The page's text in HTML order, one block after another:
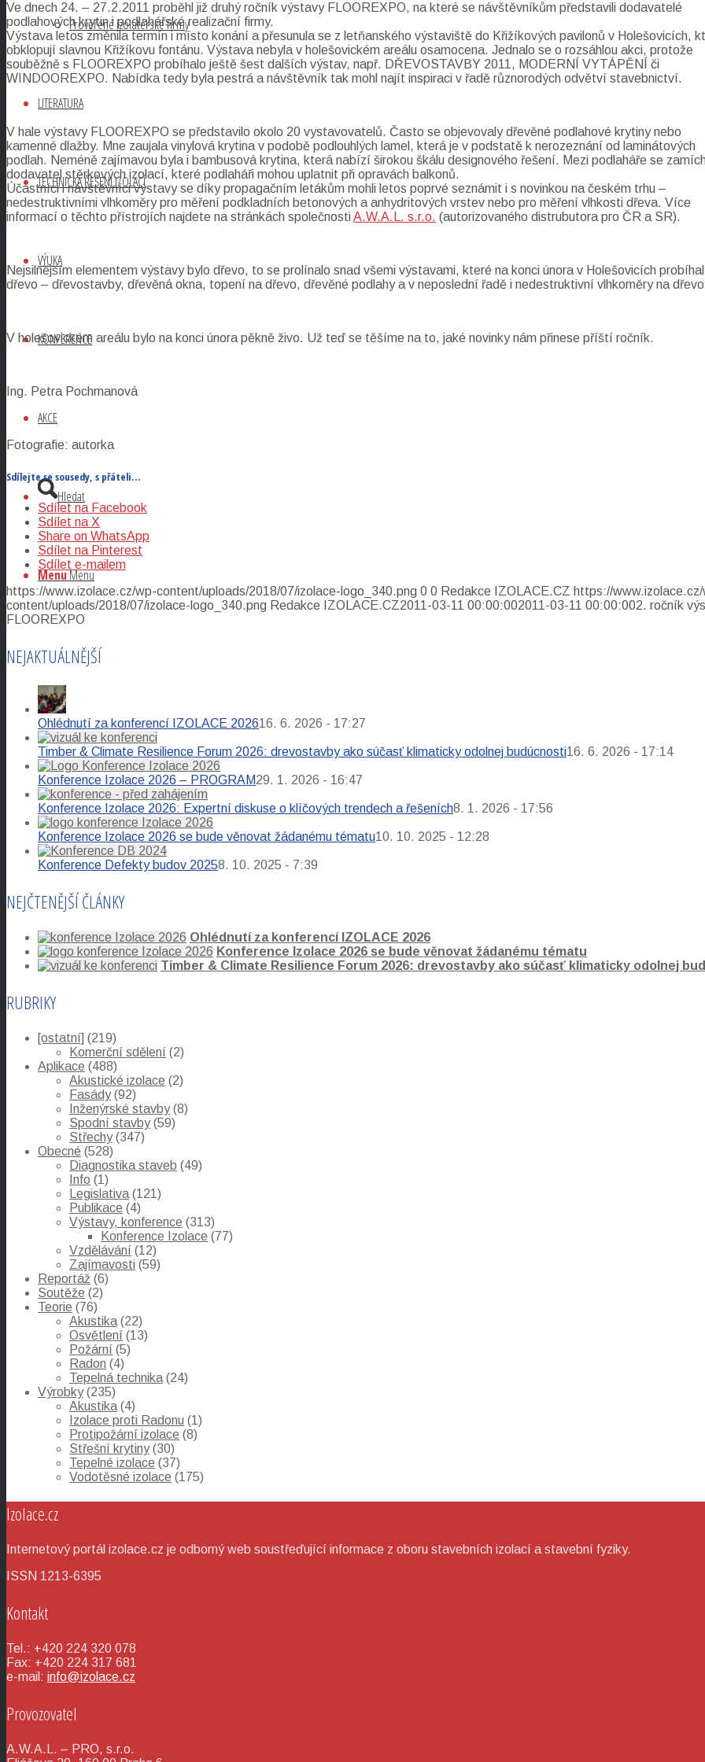
Prověřené izolatérské firmy
LITERATURA
TECHNICKÁ ŘEŠENÍ IZOLACÍ
VÝUKA
KONFERENCE
AKCE
Hledat
MenuMenu
Ve dnech 24. – 27.2.2011 proběhl již druhý ročník výstavy FLOOREXPO, na které se návštěvníkům představili dodavatelé
podlahových krytin i podlahářské realizační firmy.
Výstava letos změnila termín i místo konání a přesunula se z letňanského výstaviště do Křižíkových pavilonů v Holešovicích,
obklopují slavnou Křižíkovu fontánu. Výstava nebyla v holešovickém areálu osamocena. Jednalo se o rozsáhlou akci, protože
souběžně s FLOOREXPO probíhalo ještě šest dalších výstav, např. DŘEVOSTAVBY 2011, MODERNÍ VYTÁPĚNÍ či
WINDOOREXPO. Nabídka tedy byla pestrá a návštěvník tak mohl najít inspiraci v řadě různorodých odvětví stavebnictví.
V hale výstavy FLOOREXPO se představilo okolo 20 vystavovatelů. Často se objevovaly dřevěné podlahové krytiny nebo
kamenné dlažby. Mne zaujala vinylová krytina v podobě podlouhlých lamel, která je v podstatě k nerozeznání od laminátových
podlah. Neméně zajímavou byla i bambusová krytina, která nabízí širokou škálu designového řešení. Mezi podlaháře se
dodavatel stěrkových izolací, které podlaháři mohou uplatnit při opravách balkonů.
Účastníci i návštěvníci výstavy se díky propagačním letákům mohli letos poprvé seznámit i s novinkou na českém trhu –
nedestruktivními vlhkoměry pro měření podkladních betonových a anhydritových vrstev nebo pro měření vlhkosti dřeva. Více
informací o těchto přístrojích najdete na stránkách společnostiA.W.A.L. s.r.o. (autorizovaného distrubutora pro ČR a SR).
Nejsilnějším elementem výstavy bylo dřevo, to se prolínalo snad všemi výstavami, které na konci února v Holešovicích
dřevo – dřevostavby, dřevěná okna, topení na dřevo, dřevěné podlahy a v neposlední řadě i nedestruktivní vlhkoměry na
V holešovickém areálu bylo na konci února pěkně živo. Už teď se těšíme na to, jaké novinky nám přinese příští ročník.
Ing. Petra Pochmanová
Fotografie: autorka
Sdílejte se sousedy, s přáteli…
Sdílet na Facebook
Sdílet na X
Share on WhatsApp
Sdílet na Pinterest
Sdílet e-mailem
https://www.izolace.cz/wp-content/uploads/2018/07/izolace-logo_340.png 0 0 Redakce IZOLACE.CZ https://
content/uploads/2018/07/izolace-logo_340.png Redakce IZOLACE.CZ2011-03-11 00:00:002011-03-11 00:00:002. ročník
FLOOREXPO
NEJAKTUÁLNĚJŠÍ
Ohlédnutí za konferencí IZOLACE 202616. 6. 2026 - 17:27
Timber & Climate Resilience Forum 2026: drevostavby ako súčasť klimaticky odolnej budúcnosti16. 6. 2026 - 17:14
Konference Izolace 2026 – PROGRAM29. 1. 2026 - 16:47
Konference Izolace 2026: Expertní diskuse o klíčových trendech a řešeních8. 1. 2026 - 17:56
Konference Izolace 2026 se bude věnovat žádanému tématu10. 10. 2025 - 12:28
Konference Defekty budov 20258. 10. 2025 - 7:39
NEJČTENĚJŠÍ ČLÁNKY
Ohlédnutí za konferencí IZOLACE 2026
Konference Izolace 2026 se bude věnovat žádanému tématu
Timber & Climate Resilience Forum 2026: drevostavby ako súčasť klimaticky odolnej
RUBRIKY
[ostatní] (219)
Komerční sdělení (2)
Aplikace (488)
Akustické izolace (2)
Fasády(92)
Inženýrské stavby(8)
Spodní stavby(59)
Střechy(347)
Obecné (528)
Diagnostika staveb (49)
Info (1)
Legislativa (121)
Publikace (4)
Výstavy, konference (313)
Konference Izolace (77)
Vzdělávání (12)
Zajímavosti (59)
Reportáž (6)
Soutěže (2)
Teorie (76)
Akustika (22)
Osvětlení (13)
Požární (5)
Radon (4)
Tepelná technika (24)
Výrobky(235)
Akustika (4)
Izolace proti Radonu (1)
Protipožární izolace (8)
Střešní krytiny(30)
Tepelné izolace (37)
Vodotěsné izolace (175)
Izolace.cz
Internetový portál izolace.cz je odborný web soustřeďující informace z oboru stavebních izolací a stavební fyziky.
ISSN 1213-6395
Kontakt
Tel.: +420 224 320 078
Fax: +420 224 317 681
e-mail: info@izolace.cz
Provozovatel
A.W.A.L. – PRO, s.r.o.